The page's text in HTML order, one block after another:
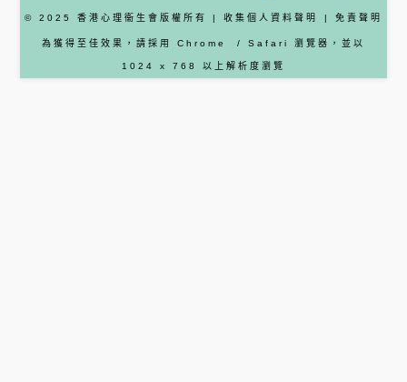
© 2025 香港心理衞生會版權所有 | 收集個人資料聲明 | 免責聲明
為獲得至佳效果，請採用 Chrome / Safari 瀏覽器 ，並以
1024 x 768 以上解析度瀏覽